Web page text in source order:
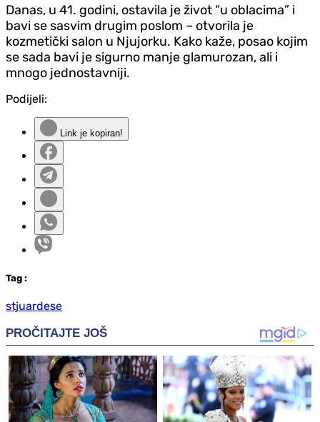
Danas, u 41. godini, ostavila je život “u oblacima” i
bavi se sasvim drugim poslom – otvorila je
kozmetički salon u Njujorku. Kako kaže, posao kojim
se sada bavi je sigurno manje glamurozan, ali i
mnogo jednostavniji.
Podijeli:
Link je kopiran!
Tag :
stjuardese